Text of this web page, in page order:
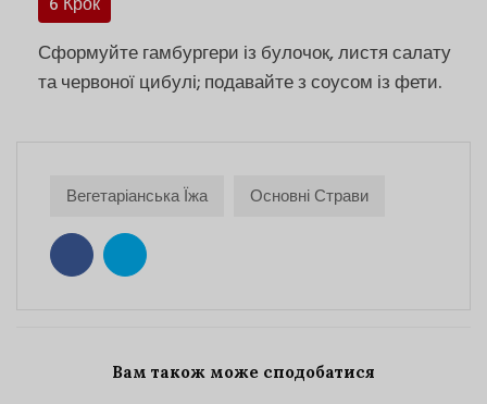
Сформуйте гамбургери із булочок, листя салату
та червоної цибулі; подавайте з соусом із фети.
Вегетаріанська Їжа Основні Страви
Вам також може сподобатися